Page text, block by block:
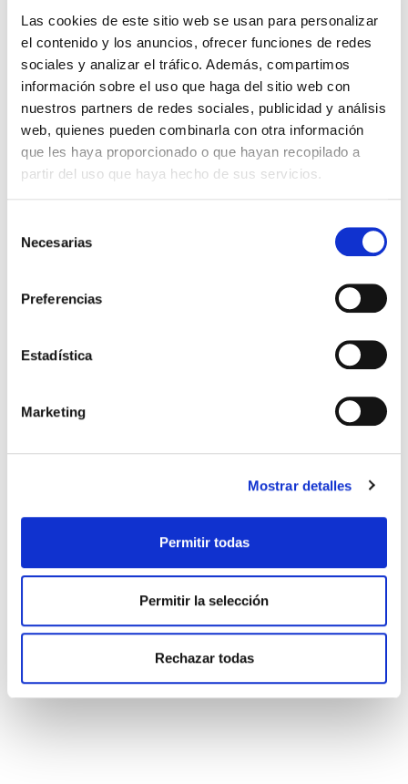
Las cookies de este sitio web se usan para personalizar
el contenido y los anuncios, ofrecer funciones de redes
sociales y analizar el tráfico. Además, compartimos
información sobre el uso que haga del sitio web con
nuestros partners de redes sociales, publicidad y análisis
web, quienes pueden combinarla con otra información
que les haya proporcionado o que hayan recopilado a
partir del uso que haya hecho de sus servicios.
Necesarias
Preferencias
Estadística
Marketing
Mostrar detalles
Permitir todas
Permitir la selección
Rechazar todas